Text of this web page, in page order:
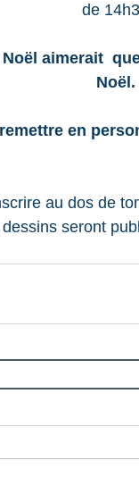
de
aimerait
Noël.
en
au dos de
seront